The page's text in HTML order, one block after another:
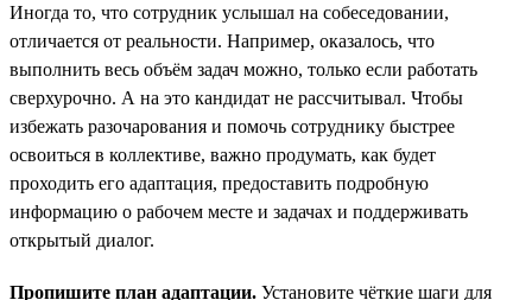
Иногда то, что сотрудник услышал на собеседовании,
отличается от реальности. Например, оказалось, что
выполнить весь объём задач можно, только если работать
сверхурочно. А на это кандидат не рассчитывал. Чтобы
избежать разочарования и помочь сотруднику быстрее
освоиться в коллективе, важно продумать, как будет
проходить его адаптация, предоставить подробную
информацию о рабочем месте и задачах и поддерживать
открытый диалог.
Пропишите план адаптации. Установите чёткие шаги для